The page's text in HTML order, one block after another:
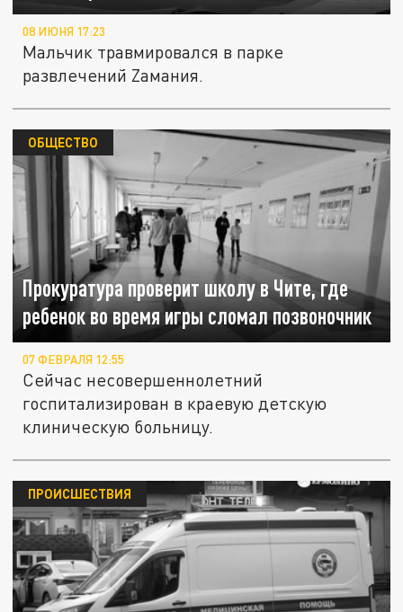
08 ИЮНЯ 17:23
Мальчик травмировался в парке
развлечений Zамания.
Прокуратура проверит школу в Чите, где
ребенок во время игры сломал позвоночник
ОБЩЕСТВО
07 ФЕВРАЛЯ 12:55
Сейчас несовершеннолетний
госпитализирован в краевую детскую
клиническую больницу.
ПРОИСШЕСТВИЯ